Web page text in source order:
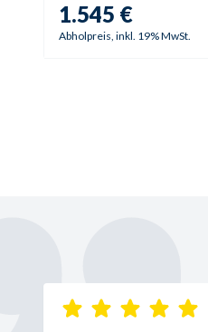
1.545 €
Abholpreis, inkl. 19% MwSt.